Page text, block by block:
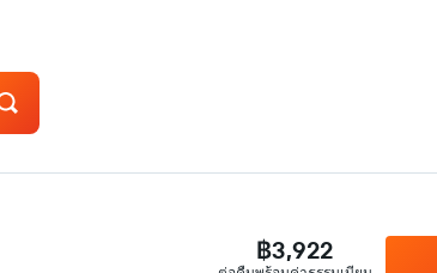
฿3,922